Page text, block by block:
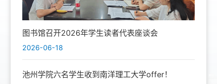
图书馆召开2026年学生读者代表座谈会
2026-06-18
池州学院六名学生收到南洋理工大学offer！